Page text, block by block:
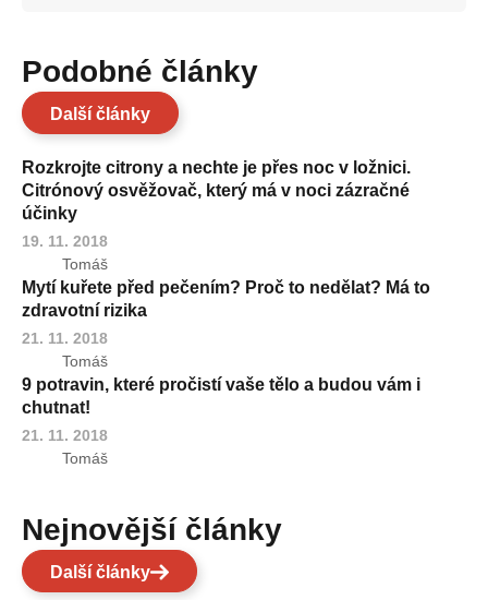
Podobné články
Další články
Rozkrojte citrony a nechte je přes noc v ložnici.
Citrónový osvěžovač, který má v noci zázračné
účinky
19. 11. 2018
Tomáš
Mytí kuřete před pečením? Proč to nedělat? Má to
zdravotní rizika
21. 11. 2018
Tomáš
9 potravin, které pročistí vaše tělo a budou vám i
chutnat!
21. 11. 2018
Tomáš
Nejnovější články
Další články